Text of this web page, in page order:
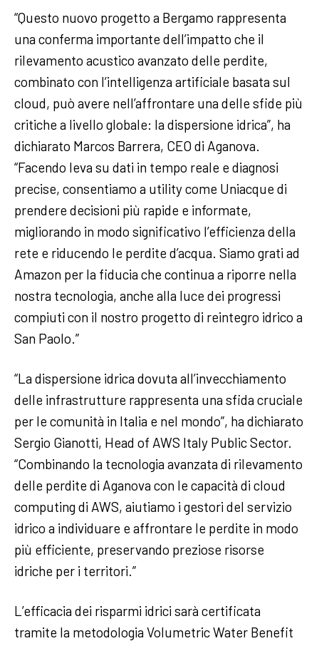
“Questo nuovo progetto a Bergamo rappresenta
una conferma importante dell’impatto che il
rilevamento acustico avanzato delle perdite,
combinato con l’intelligenza artificiale basata sul
cloud, può avere nell’affrontare una delle sfide più
critiche a livello globale: la dispersione idrica”, ha
dichiarato Marcos Barrera, CEO di Aganova.
“Facendo leva su dati in tempo reale e diagnosi
precise, consentiamo a utility come Uniacque di
prendere decisioni più rapide e informate,
migliorando in modo significativo l’efficienza della
rete e riducendo le perdite d’acqua. Siamo grati ad
Amazon per la fiducia che continua a riporre nella
nostra tecnologia, anche alla luce dei progressi
compiuti con il nostro progetto di reintegro idrico a
San Paolo.”
“La dispersione idrica dovuta all’invecchiamento
delle infrastrutture rappresenta una sfida cruciale
per le comunità in Italia e nel mondo”, ha dichiarato
Sergio Gianotti, Head of AWS Italy Public Sector.
“Combinando la tecnologia avanzata di rilevamento
delle perdite di Aganova con le capacità di cloud
computing di AWS, aiutiamo i gestori del servizio
idrico a individuare e affrontare le perdite in modo
più efficiente, preservando preziose risorse
idriche per i territori.”
L’efficacia dei risparmi idrici sarà certificata
tramite la metodologia Volumetric Water Benefit